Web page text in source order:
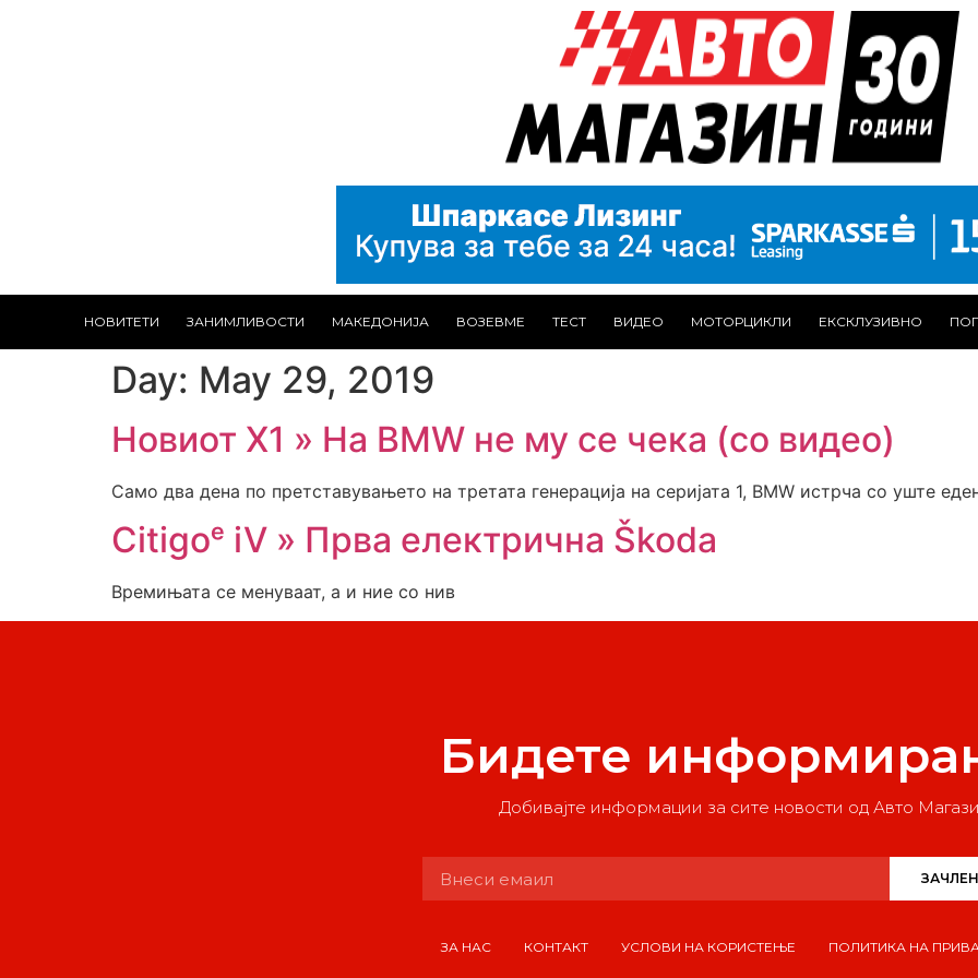
НОВИТЕТИ ЗАНИМЛИВОСТИ МАКЕДОНИЈА ВОЗЕВМЕ ТЕСТ ВИДЕО МОТОРЦИКЛИ ЕКСКЛУЗИВНО
Day: May 29, 2019
Новиот X1 » На BMW не му се чека (со видео)
Само два дена по претставувањето на третата генерација на серијата 1, BMW истрча со уште
Citigoᵉ iV » Прва електрична Škoda
Времињата се менуваат, а и ние со нив
Бидете
Добивајте информации за сите новости од Авто
ЗА НАС КОНТАКТ УСЛОВИ НА КОРИСТЕЊЕ ПОЛИТИКА НА